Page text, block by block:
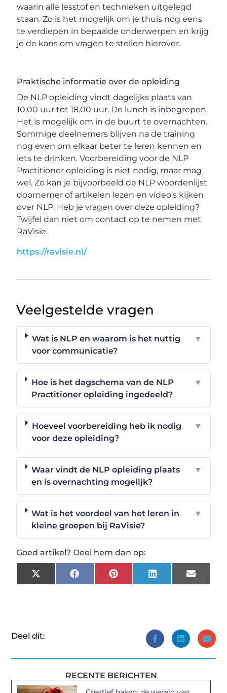
waarin alle lesstof en technieken uitgelegd
staan. Zo is het mogelijk om je thuis nog eens
te verdiepen in bepaalde onderwerpen en krijg
je de kans om vragen te stellen hierover.
Praktische informatie over de opleiding
De NLP opleiding vindt dagelijks plaats van
10.00 uur tot 18.00 uur. De lunch is inbegrepen.
Het is mogelijk om in de buurt te overnachten.
Sommige deelnemers blijven na de training
nog even om elkaar beter te leren kennen en
iets te drinken. Voorbereiding voor de NLP
Practitioner opleiding is niet nodig, maar mag
wel. Zo kan je bijvoorbeeld de NLP woordenlijst
doornemer of artikelen lezen en video’s kijken
over NLP. Heb je vragen over deze opleiding?
Twijfel dan niet om contact op te nemen met
RaVisie.
https://ravisie.nl/
Veelgestelde vragen
Wat is NLP en waarom is het nuttig
voor communicatie?
▼
Hoe is het dagschema van de NLP
Practitioner opleiding ingedeeld?
▼
Hoeveel voorbereiding heb ik nodig
voor deze opleiding?
▼
Waar vindt de NLP opleiding plaats
en is overnachting mogelijk?
▼
Wat is het voordeel van het leren in
kleine groepen bij RaVisie?
▼
Goed artikel? Deel hem dan op:
X
(Twitter)
FacebookPinterestLinkedInEmail
Deel dit:
RECENTE BERICHTEN